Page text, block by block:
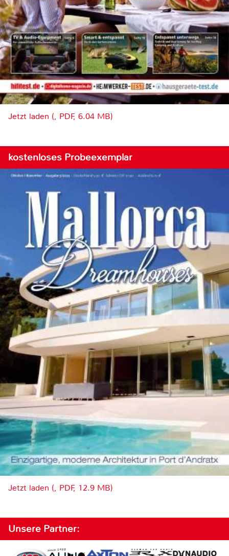
Jetzt laden (, PDF, 6.04 MB)
kostenloses Probeexemplar
Jetzt laden (, PDF, 12.9 MB)
Unsere Partner: